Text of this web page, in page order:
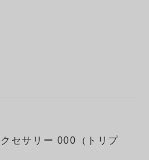
セサリー 000（トリプ